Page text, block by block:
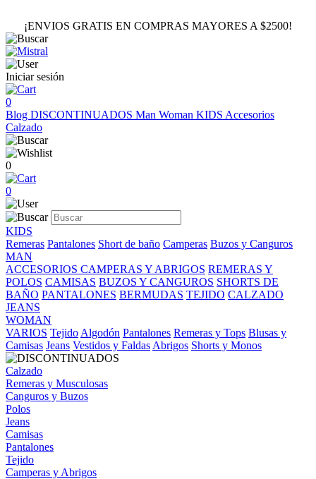
¡ENVIOS GRATIS EN COMPRAS MAYORES A $2500!
Iniciar sesión
0
Blog DISCONTINUADOS Man Woman KIDS Accesorios
Calzado
0
0
KIDS
Remeras Pantalones Short de baño Camperas Buzos y Canguros
MAN
ACCESORIOS CAMPERAS Y ABRIGOS REMERAS Y
POLOS CAMISAS BUZOS Y CANGUROS SHORTS DE
BAÑO PANTALONES BERMUDAS TEJIDO CALZADO
JEANS
WOMAN
VARIOS Tejido Algodón Pantalones Remeras y Tops Blusas y
Camisas Jeans Vestidos y Faldas Abrigos Shorts y Monos
Calzado
Remeras y Musculosas
Canguros y Buzos
Polos
Jeans
Camisas
Pantalones
Tejido
Camperas y Abrigos